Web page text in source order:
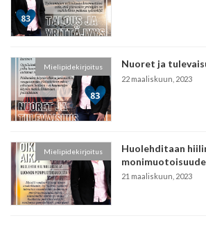
Mielipidekirjoitus Nuoret ja
22 maaliskuun, 2023
Mielipidekirjoitus
Huolehditaan
21 maaliskuun, 2023